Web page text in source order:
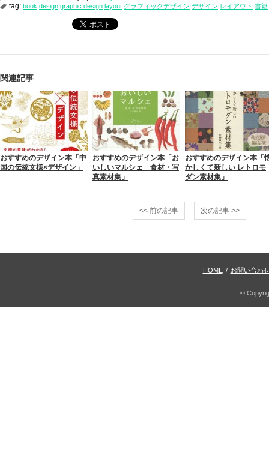
tag: book design graphic design layout グラフィックデザイン デザイン レイアウト 書籍
関連記事
おすすめのデザイン本「中
国の伝統文様×デザイン」
おすすめのデザイン本「お
いしいマルシェ 食材・写
真素材集」
おすすめのデザイン本「
かしくて新しい レトロモ
ダン素材集」
<< 前の記事 次の記事 >>
HOME / お問い合わ
©